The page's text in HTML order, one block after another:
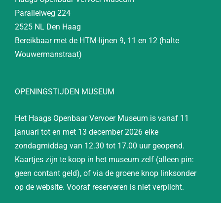
Parallelweg 224
2525 NL Den Haag
Bereikbaar met de HTM-lijnen 9, 11 en 12 (halte
Wouwermanstraat)
OPENINGSTIJDEN MUSEUM
Het Haags Openbaar Vervoer Museum is vanaf 11
januari tot en met 13 december 2026 elke
zondagmiddag van 12.30 tot 17.00 uur geopend.
Kaartjes zijn te koop in het museum zelf (alleen pin:
geen contant geld), of via de groene knop linksonder
op de website. Vooraf reserveren is niet verplicht.